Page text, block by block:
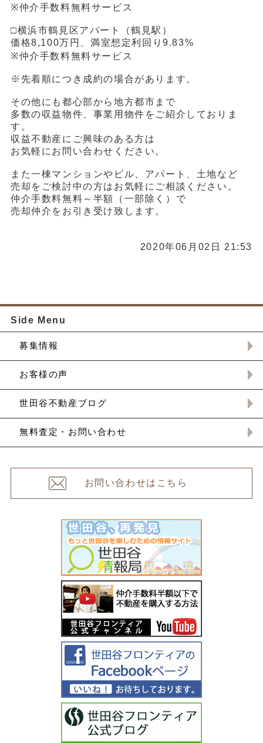
※仲介手数料無料サービス
□横浜市鶴見区アパート（鶴見駅）
価格8,100万円、満室想定利回り9.83%
※仲介手数料無料サービス
※先着順につき成約の場合があります。
その他にも都心部から地方都市まで
多数の収益物件、事業用物件をご紹介しておりま
す。
収益不動産にご興味のある方は
お気軽にお問い合わせください。
また一棟マンションやビル、アパート、土地など
売却をご検討中の方はお気軽にご相談ください。
仲介手数料無料～半額（一部除く）で
売却仲介をお引き受け致します。
2020年06月02日 21:53
Side Menu
募集情報
お客様の声
世田谷不動産ブログ
無料査定・お問い合わせ
お問い合わせはこちら